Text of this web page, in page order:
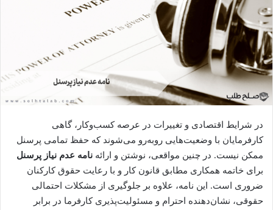
در شرایط اقتصادی و تغییرات در عرصه کسب‌وکار، گاهی
کارفرمایان با وضعیت‌هایی روبه‌رو می‌شوند که حفظ تمامی پرسنل
ممکن نیست. در چنین مواقعی، نوشتن و ارائه نامه عدم نیاز پرسنل
برای خاتمه همکاری مطابق قانون کار و با رعایت حقوق کارکنان
ضروری است. این نامه، علاوه بر جلوگیری از مشکلات احتمالی
حقوقی، نشان‌دهنده احترام و مسئولیت‌پذیری کارفرما در برابر